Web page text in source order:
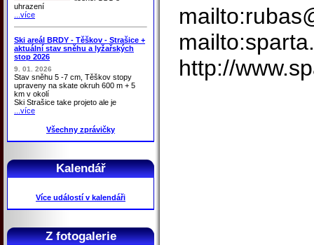
uhrazení
...více
Ski areál BRDY - Těškov - Strašice +
aktuální stav sněhu a lyžařských
stop 2026
9. 01. 2026
Stav sněhu 5 -7 cm, Těškov stopy
upraveny na skate okruh 600 m + 5
km v okolí
Ski Strašice take projeto ale je
...více
Všechny zprávičky
Kalendář
Více událostí v kalendáři
Z fotogalerie
http://